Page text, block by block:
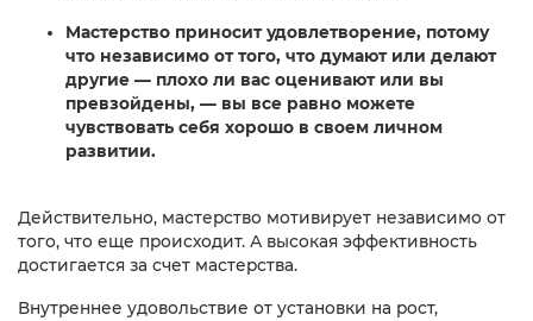
Мастерство приносит удовлетворение, потому
что независимо от того, что думают или делают
другие — плохо ли вас оценивают или вы
превзойдены, — вы все равно можете
чувствовать себя хорошо в своем личном
развитии.​
Действительно, мастерство мотивирует независимо от
того, что еще происходит. А высокая эффективность
достигается за счет мастерства.
Внутреннее удовольствие от установки на рост,